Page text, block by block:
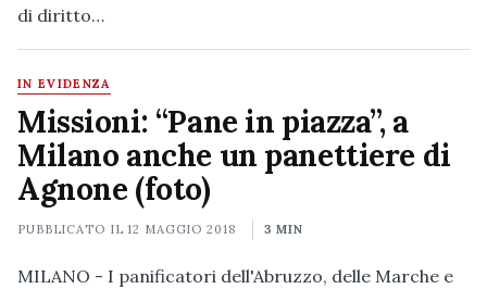
di diritto…
IN EVIDENZA
Missioni: “Pane in piazza”, a
Milano anche un panettiere di
Agnone (foto)
PUBBLICATO IL12 MAGGIO 2018 3 MIN
MILANO - I panificatori dell'Abruzzo, delle Marche e